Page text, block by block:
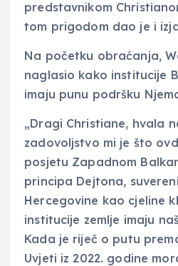
predstavnikom
tom prigodom dao je i
Na početku obraćanja,
naglasio kako institucije
imaju punu podršku
„Dragi Christiane, hvala
zadovoljstvo mi je što
posjetu Zapadnom
principa Dejtona,
Hercegovine kao cjeline
institucije zemlje imaju
Kada je riječ o putu
Uvjeti iz 2022. godine